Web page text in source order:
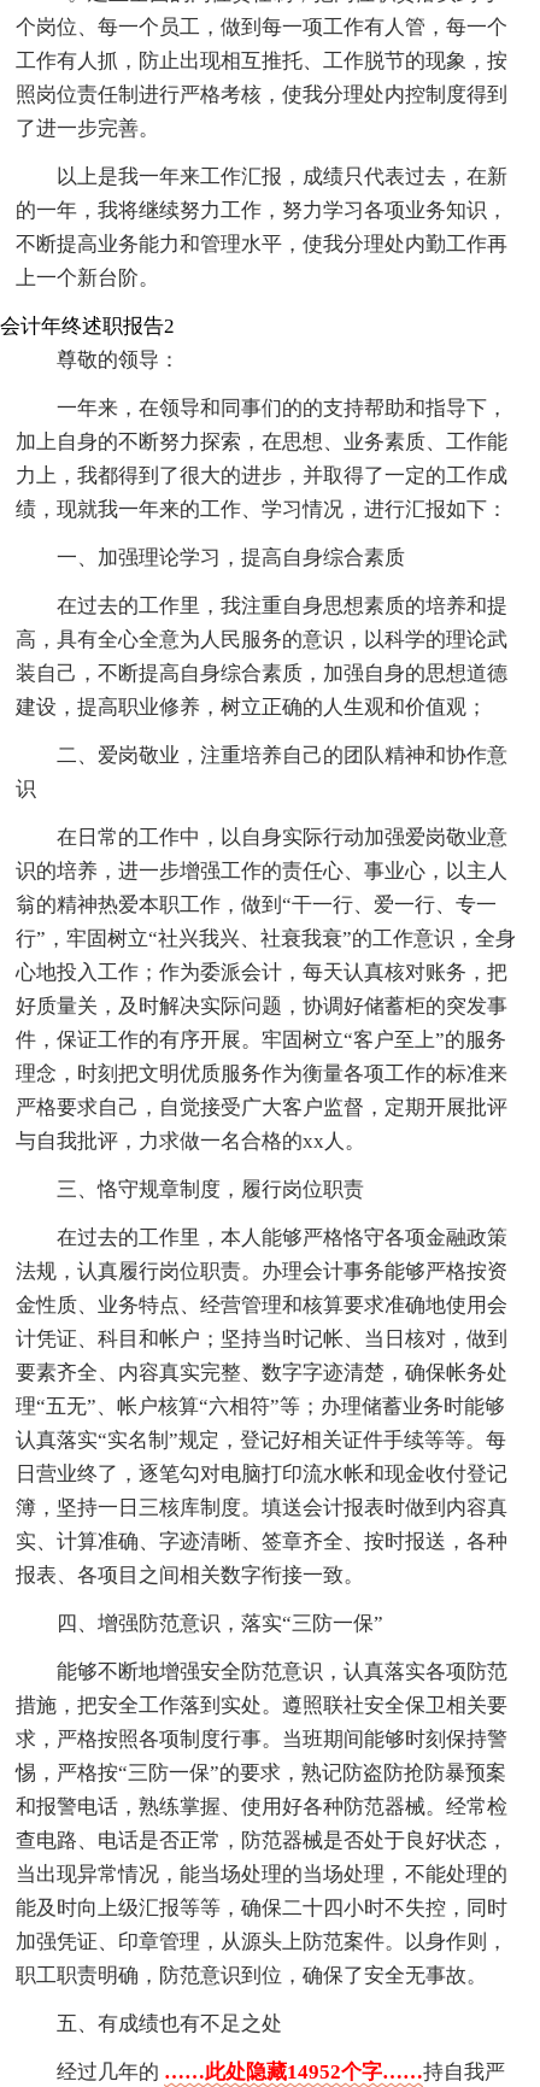
个岗位、每一个员工，做到每一项工作有人管，每一个
工作有人抓，防止出现相互推托、工作脱节的现象，按
照岗位责任制进行严格考核，使我分理处内控制度得到
了进一步完善。
以上是我一年来工作汇报，成绩只代表过去，在新
的一年，我将继续努力工作，努力学习各项业务知识，
不断提高业务能力和管理水平，使我分理处内勤工作再
上一个新台阶。
会计年终述职报告2
尊敬的领导：
一年来，在领导和同事们的的支持帮助和指导下，
加上自身的不断努力探索，在思想、业务素质、工作能
力上，我都得到了很大的进步，并取得了一定的工作成
绩，现就我一年来的工作、学习情况，进行汇报如下：
一、加强理论学习，提高自身综合素质
在过去的工作里，我注重自身思想素质的培养和提
高，具有全心全意为人民服务的意识，以科学的理论武
装自己，不断提高自身综合素质，加强自身的思想道德
建设，提高职业修养，树立正确的人生观和价值观；
二、爱岗敬业，注重培养自己的团队精神和协作意
识
在日常的工作中，以自身实际行动加强爱岗敬业意
识的培养，进一步增强工作的责任心、事业心，以主人
翁的精神热爱本职工作，做到“干一行、爱一行、专一
行”，牢固树立“社兴我兴、社衰我衰”的工作意识，全身
心地投入工作；作为委派会计，每天认真核对账务，把
好质量关，及时解决实际问题，协调好储蓄柜的突发事
件，保证工作的有序开展。牢固树立“客户至上”的服务
理念，时刻把文明优质服务作为衡量各项工作的标准来
严格要求自己，自觉接受广大客户监督，定期开展批评
与自我批评，力求做一名合格的xx人。
三、恪守规章制度，履行岗位职责
在过去的工作里，本人能够严格恪守各项金融政策
法规，认真履行岗位职责。办理会计事务能够严格按资
金性质、业务特点、经营管理和核算要求准确地使用会
计凭证、科目和帐户；坚持当时记帐、当日核对，做到
要素齐全、内容真实完整、数字字迹清楚，确保帐务处
理“五无”、帐户核算“六相符”等；办理储蓄业务时能够
认真落实“实名制”规定，登记好相关证件手续等等。每
日营业终了，逐笔勾对电脑打印流水帐和现金收付登记
簿，坚持一日三核库制度。填送会计报表时做到内容真
实、计算准确、字迹清晰、签章齐全、按时报送，各种
报表、各项目之间相关数字衔接一致。
四、增强防范意识，落实“三防一保”
能够不断地增强安全防范意识，认真落实各项防范
措施，把安全工作落到实处。遵照联社安全保卫相关要
求，严格按照各项制度行事。当班期间能够时刻保持警
惕，严格按“三防一保”的要求，熟记防盗防抢防暴预案
和报警电话，熟练掌握、使用好各种防范器械。经常检
查电路、电话是否正常，防范器械是否处于良好状态，
当出现异常情况，能当场处理的当场处理，不能处理的
能及时向上级汇报等等，确保二十四小时不失控，同时
加强凭证、印章管理，从源头上防范案件。以身作则，
职工职责明确，防范意识到位，确保了安全无事故。
五、有成绩也有不足之处
经过几年的 ……此处隐藏14952个字……持自我严